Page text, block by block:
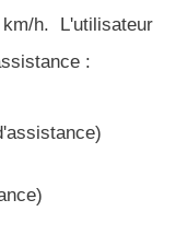
h. L'utilisateur
: